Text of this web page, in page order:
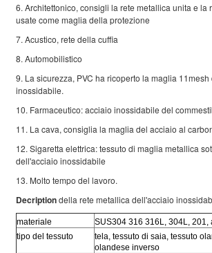
6. Architettonico, consigli la rete metallica unita e la
usate come maglia della protezione
7. Acustico, rete della cuffia
8. Automobilistico
9. La sicurezza, PVC ha ricoperto la maglia
inossidabile.
10. Farmaceutico: acciaio inossidabile del
11. La cava, consiglia la maglia del acciaio al
12. Sigaretta elettrica: tessuto di maglia metallica
dell'acciaio inossidabile
13. Molto tempo del lavoro.
Decriptiondella rete metallica dell'acciaio
materiale
SUS304 316 316L, 304L,
tipo del tessuto
tela, tessuto di saia, tessuto
olandese inverso